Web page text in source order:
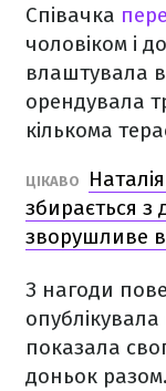
Співачка
чоловіком і
влаштувала
орендувала
кількома
ЦІКАВО
збирається
зворушливе
З нагоди
показала
доньок